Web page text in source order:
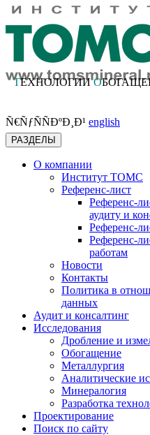
ТЕХНОЛОГИИО
Ñ€ÑƒÑÑÐºÐ¸Ð¹ english
РАЗДЕЛЫ
О компании
Институт ТОМС
Референс-лист
Референс-
аудиту и
Референс-
Референс-
работам
Новости
Контакты
Политика в
данных
Аудит и консалтинг
Исследования
Дробление и
Обогащение
Металлургия
Аналитические
Минералогия
Разработка
Проектирование
Поиск по сайту